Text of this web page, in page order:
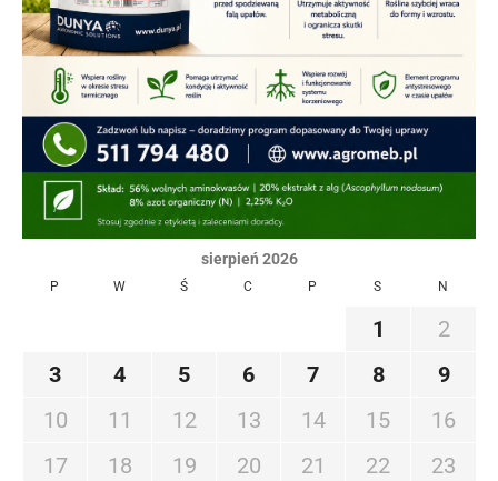
sierpień 2026
P W Ś C P S N
1
2
3
4 5 6 7 8
9
10
11 12 13 14 15
16
17
18 19 20 21 22
23